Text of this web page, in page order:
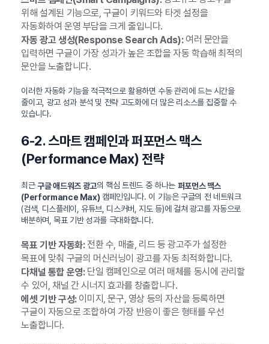
위해 설계된 기능으로, 구글이 키워드와 타겟 설정을
자동화하여 운영 부담을 크게 줄입니다.
자동 광고 생성(Response Search Ads):여러 문안을
입력하면 구글이 가장 성과가 높은 조합을 자동 학습해 최적의
문안을 노출합니다.
이러한 자동화 기능을 적극적으로 활용하면 수동 관리에 드는 시간을
줄이고, 광고 성과 분석 및 전략 고도화에 더 많은 리소스를 집중할 수
있습니다.
6-2. 스마트 캠페인과 퍼포먼스 맥스
(Performance Max) 전략
최근구글 애드워즈 광고의 핵심 트렌드 중 하나는 퍼포먼스 맥스
(Performance Max) 캠페인입니다. 이 기능은 구글의 전 네트워크
(검색, 디스플레이, 유튜브, 디스커버, 지도 등)에 걸쳐 광고를 자동으로
배분하며, 목표 기반 성과를 극대화합니다.
목표 기반 자동화:전환 수, 매출, 리드 등 광고주가 설정한
목표에 맞춰 구글의 머신러닝이 광고를 자동 최적화합니다.
다채널 통합 운영:단일 캠페인으로 여러 매체를 동시에 관리할
수 있어, 채널 간 시너지 효과를 창출합니다.
에셋 기반 구성:이미지, 문구, 영상 등의 자산을 등록하면
구글이 자동으로 조합하여 가장 반응이 좋은 형태를 우선
노출합니다.